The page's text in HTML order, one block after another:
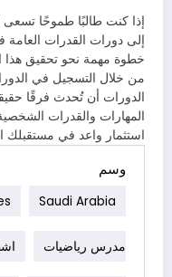
إذا كنت طالبًا طموحًا تسعى
إلى دورات القدرات
خطوة مهمة نحو تحقيق هذا
من خلال التسجيل في
الدورات أن تُحدث فرقًا
المهارات والقدرات
استثمار واعد في مستقبلك
وسم
Saudi Arabia
مدرس رياضيات